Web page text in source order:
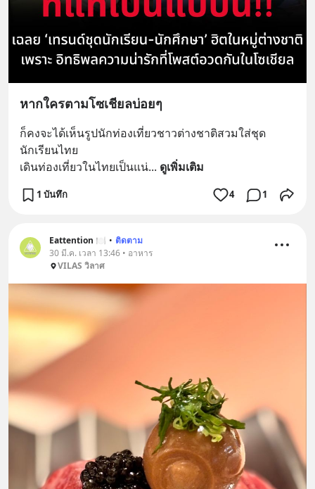
หากใครตามโซเชียลบ่อยๆ
ก็คงจะได้เห็นรูปนักท่องเที่ยวชาวต่างชาติสวมใส่ชุด
นักเรียนไทย
เดินท่องเที่ยวในไทยเป็นแน่... ดูเพิ่มเติม
1 บันทึก 4 1
Eattention 🍽 • ติดตาม
30 มี.ค. เวลา 13:46 • อาหาร
VILAS วิลาศ